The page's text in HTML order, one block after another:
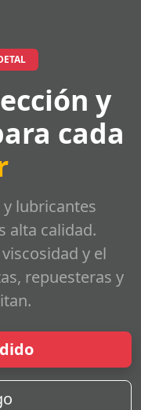
y
cada
lubricantes
alta calidad.
y el
repuesteras y